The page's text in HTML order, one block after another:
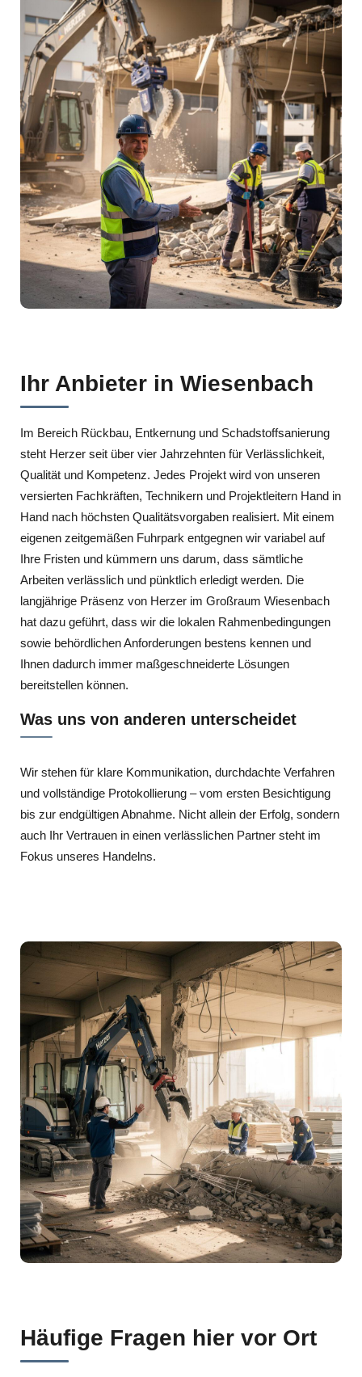
Ihr Anbieter in Wiesenbach
Im Bereich Rückbau, Entkernung und Schadstoffsanierung
steht Herzer seit über vier Jahrzehnten für Verlässlichkeit,
Qualität und Kompetenz. Jedes Projekt wird von unseren
versierten Fachkräften, Technikern und Projektleitern Hand in
Hand nach höchsten Qualitätsvorgaben realisiert. Mit einem
eigenen zeitgemäßen Fuhrpark entgegnen wir variabel auf
Ihre Fristen und kümmern uns darum, dass sämtliche
Arbeiten verlässlich und pünktlich erledigt werden. Die
langjährige Präsenz von Herzer im Großraum Wiesenbach
hat dazu geführt, dass wir die lokalen Rahmenbedingungen
sowie behördlichen Anforderungen bestens kennen und
Ihnen dadurch immer maßgeschneiderte Lösungen
bereitstellen können.
Was uns von anderen unterscheidet
Wir stehen für klare Kommunikation, durchdachte Verfahren
und vollständige Protokollierung – vom ersten Besichtigung
bis zur endgültigen Abnahme. Nicht allein der Erfolg, sondern
auch Ihr Vertrauen in einen verlässlichen Partner steht im
Fokus unseres Handelns.
Häufige Fragen hier vor Ort